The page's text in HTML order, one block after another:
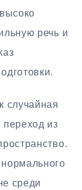
речь и
случайная
из
среди